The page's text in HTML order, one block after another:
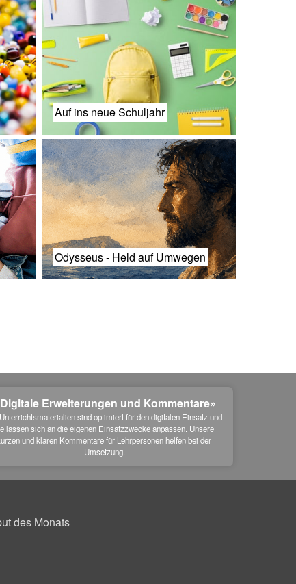
Auf ins neue Schuljahr
Odysseus - Held auf Umwegen
Erweiterungen und Kommentare»
sind optimiert für den digitalen Einsatz und
lassen sich an die eigenen Einsatzzwecke anpassen. Unsere
und klaren Kommentare für Lehrpersonen helfen bei der
Umsetzung.
des Monats